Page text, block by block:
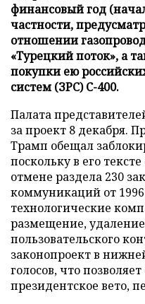
финансовый год
частности,
отношении
«Турецкий поток», а
покупки ею
систем (ЗРС) С-400.
Палата
за проект 8 декабря.
Трамп обещал
поскольку в его
отмене раздела 230
коммуникаций от
технологические
размещение,
пользовательского
законопроект в
голосов, что
президентское вето,